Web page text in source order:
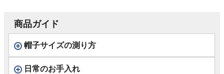
商品ガイド
帽子サイズの測り方
日常のお手入れ